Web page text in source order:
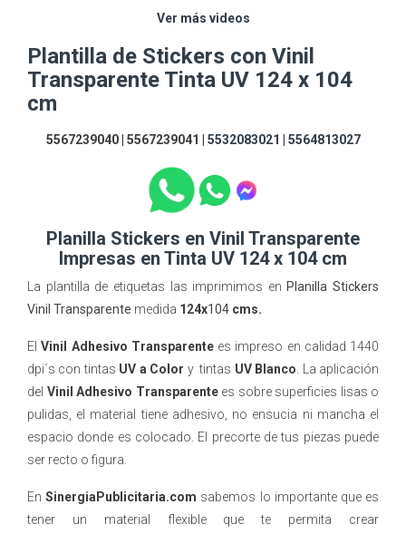
Ver más videos
Plantilla de Stickers con Vinil
Transparente Tinta UV 124 x 104
cm
5567239040 | 5567239041 | 5532083021 5564813027
Planilla Stickers en Vinil Transparente
Impresas en Tinta UV 124 x 104 cm
La plantilla de etiquetas las imprimimos en Planilla Stickers
Vinil Transparente medida 124x104 cms.
El Vinil Adhesivo Transparentees impreso en calidad 1440
dpi´s con tintas UV a Color y tintas UV Blanco . La aplicación
del Vinil Adhesivo Transparentees sobre superficies lisas o
pulidas, el material tiene adhesivo, no ensucia ni mancha el
espacio donde es colocado. El precorte de tus piezas puede
ser recto o figura.
EnSinergiaPublicitaria.com sabemos lo importante que es
tener un material flexible que te permita crear